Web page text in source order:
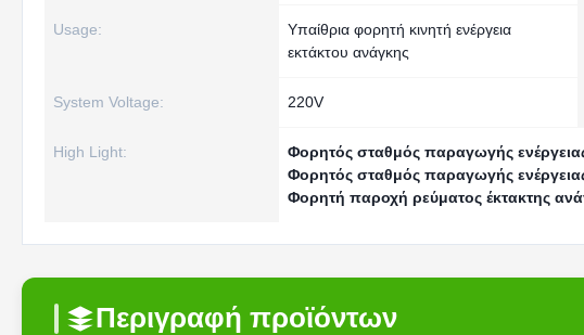
Usage:
Υπαίθρια φορητή κινητή ενέργεια
εκτάκτου ανάγκης
System Voltage: 220V
High Light: Φορητός σταθμός παραγωγής
Φορητός σταθμός παραγωγής
Φορητή παροχή ρεύματος έκτακτης
Περιγραφή προϊόντων